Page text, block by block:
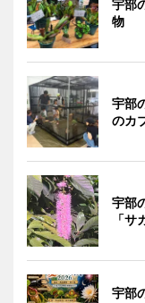
宇部
物
宇部
のカ
宇部
「サ
宇部